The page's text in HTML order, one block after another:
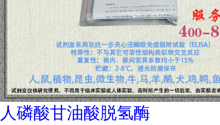
人磷酸甘油酸脱氢酶